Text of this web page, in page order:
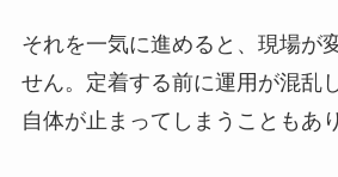
それを一気に進めると、現場が
せん。定着する前に運用が混乱
自体が止まってしまうこともあ